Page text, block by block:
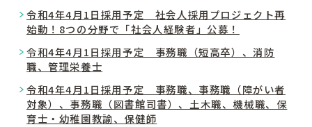
令和4年4月1日採用予定 社会人採用プロジェクト再
始動！8つの分野で「社会人経験者」公募！
令和4年4月1日採用予定 事務職（短高卒）、消防
職、管理栄養士
令和4年4月1日採用予定 事務職、事務職（障がい者
対象）、事務職（図書館司書）、土木職、機械職、保
育士・幼稚園教諭、保健師